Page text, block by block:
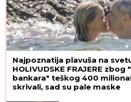
Najpoznatija plavuša na
HOLIVUDSKE FRAJERE
bankara" teškog 400
skrivali, sad su pale maske